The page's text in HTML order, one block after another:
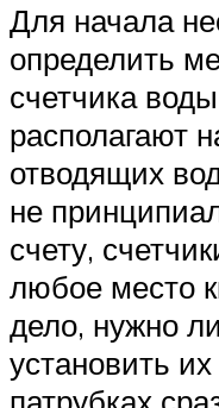
Для начала
определить
счетчика
располагают
отводящих
не
счету,
любое место
дело, нужно
установить